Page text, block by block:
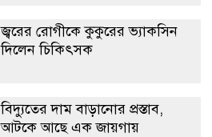
জ্বরের রোগীকে কুকুরের ভ্যাকসিন
দিলেন চিকিৎসক
বিদ্যুতের দাম বাড়ানোর প্রস্তাব,
আটকে আছে এক জায়গায়